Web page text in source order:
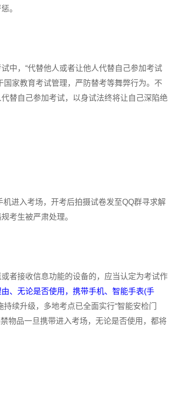
。
，“代替他人或者让他人代替自己参加考试
家教育考试管理，严防替考等舞弊行为。不
替自己参加考试，以身试法终将让自己深陷绝
进入考场，开考后拍摄试卷发至QQ群寻求解
考生被严肃处理。
接收信息功能的设备的，应当认定为考试作
、无论是否使用，携带手机、智能手表(手
续升级，多地考点已全面实行“智能安检门
物品一旦携带进入考场，无论是否使用，都将